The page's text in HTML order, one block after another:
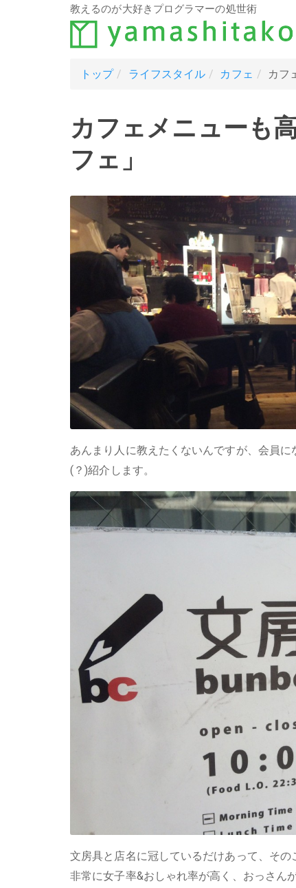
教えるのが大好きプログラマーの処世術
トップ ライフスタイル カフェ カフ
カフェメニューも
フェ」
あんまり人に教えたくないんですが、会員
(？)紹介します。
文房具と店名に冠しているだけあって、その
非常に女子率&おしゃれ率が高く、おっさん